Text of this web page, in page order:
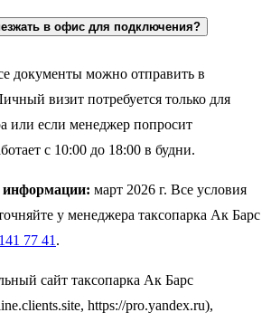
в офис для подключения?
документы можно отправить в
визит потребуется только для
или если менеджер попросит
с 10:00 до 18:00 в будни.
информации: март 2026 г. Все условия
у менеджера таксопарка Ак Барс
77 41 .
сайт таксопарка Ак Барс
https://pro.yandex.ru),